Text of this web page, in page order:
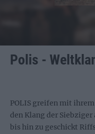
Polis -
POLIS greifen mit
den Klang der
bis hin zu geschickt